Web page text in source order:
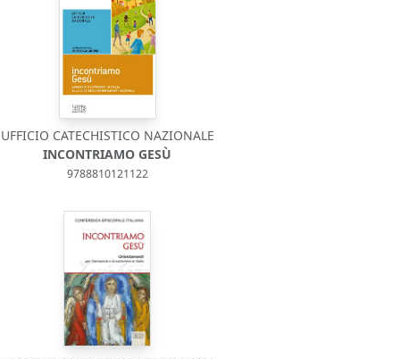
UFFICIO CATECHISTICO NAZIONALE
INCONTRIAMO GESÙ
9788810121122